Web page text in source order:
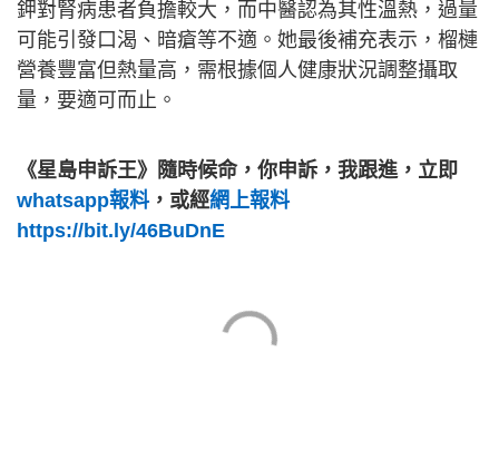
鉀對腎病患者負擔較大，而中醫認為其性溫熱，過量
可能引發口渴、暗瘡等不適。她最後補充表示，榴槤
營養豐富但熱量高，需根據個人健康狀況調整攝取
量，要適可而止。
《星島申訴王》隨時候命，你申訴，我跟進，立即
whatsapp報料，或經網上報料
https://bit.ly/46BuDnE